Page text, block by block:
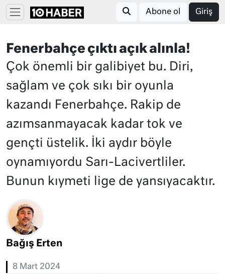
Abone ol Giriş
Fenerbahçe çıktı açık alınla!
Çok önemli bir galibiyet bu. Diri,
sağlam ve çok sıkı bir oyunla
kazandı Fenerbahçe. Rakip de
azımsanmayacak kadar tok ve
gençti üstelik. İki aydır böyle
oynamıyordu Sarı-Lacivertliler.
Bunun kıymeti lige de yansıyacaktır.
Bağış Erten
8 Mart 2024